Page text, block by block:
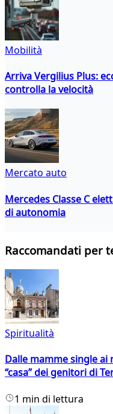
Mobilità
Arriva Vergilius Plus:
controlla la velocità
Mercato auto
Mercedes Classe C
di autonomia
Raccomandati per
Spiritualità
Dalle mamme single
“casa” dei genitori di
1 min di lettura